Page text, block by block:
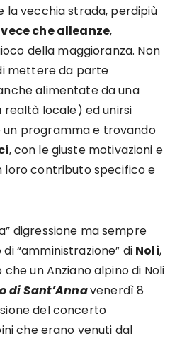
la vecchia strada, perdipiù
che alleanze,
della maggioranza. Non
mettere da parte
alimentate da una
realtà locale) ed unirsi
un programma e trovando
, con le giuste motivazioni e
loro contributo specifico e
digressione ma sempre
“amministrazione” di Noli,
un Anziano alpino di Noli
di Sant’Annavenerdì 8
del concerto
che erano venuti dal